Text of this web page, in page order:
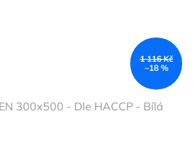
1 116 Kč
–18 %
300x500 - Dle HACCP - Bílá